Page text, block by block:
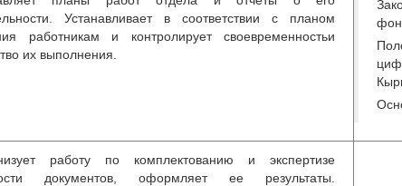
Устанавливает в соответствии с планом
работникам и контролирует своевременностьи
их выполнения.
работу по комплектованию и экспертизе
документов, оформляет ее результаты.